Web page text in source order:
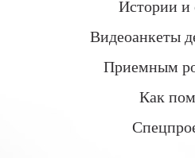
Истории и
Видеоанкеты
Приемным
Как